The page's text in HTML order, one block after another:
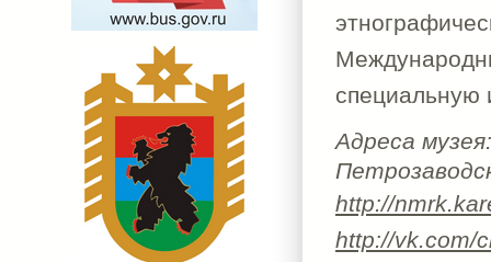
специальную
Адреса музея:
http://
http://vk.com/